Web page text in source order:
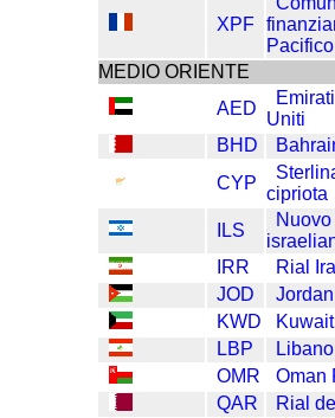
XPF
Pacifico
MEDIO ORIENTE
AED
Uniti
BHD
CYP
cipriota
ILS
IRR
Rial
JOD
KWD
LBP
OMR
Oman
QAR
Rial